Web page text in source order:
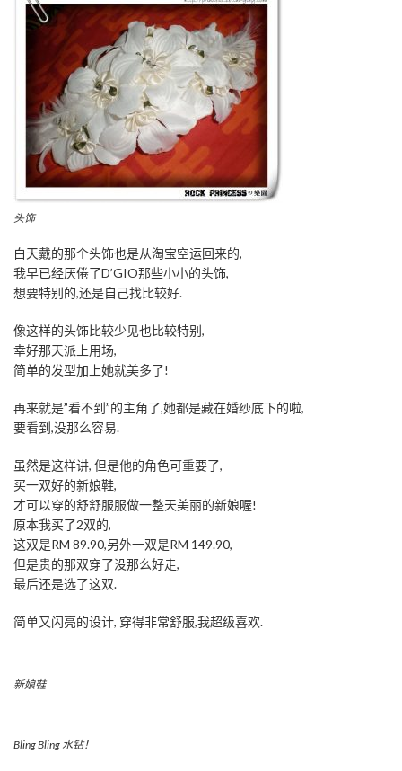
头饰
白天戴的那个头饰也是从淘宝空运回来的,
我早已经厌倦了D’GIO那些小小的头饰,
想要特别的,还是自己找比较好.
像这样的头饰比较少见也比较特别,
幸好那天派上用场,
简单的发型加上她就美多了!
再来就是”看不到”的主角了,她都是藏在婚纱底下的啦,
要看到,没那么容易.
虽然是这样讲, 但是他的角色可重要了,
买一双好的新娘鞋,
才可以穿的舒舒服服做一整天美丽的新娘喔!
原本我买了2双的,
这双是RM 89.90,另外一双是RM 149.90,
但是贵的那双穿了没那么好走,
最后还是选了这双.
简单又闪亮的设计, 穿得非常舒服,我超级喜欢.
新娘鞋
Bling Bling 水钻！